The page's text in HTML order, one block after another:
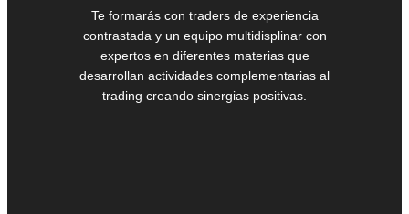
Te formarás con traders de experiencia
contrastada y un equipo multidisplinar con
expertos en diferentes materias que
desarrollan actividades complementarias al
trading creando sinergias positivas.